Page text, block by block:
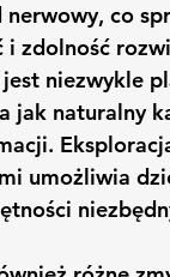
nerwowy, co
i zdolność
niezwykle
jak naturalny
umożliwia